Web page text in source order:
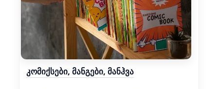
კომიქსები, მანგები, მანჰვა